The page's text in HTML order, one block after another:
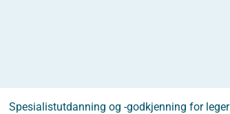
Spesialistutdanning og -godkjenning for leger